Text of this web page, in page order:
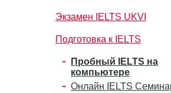
Экзамен IELTS UKVI
Подготовка к IELTS
Пробный IELTS на
компьютере
Онлайн IELTS